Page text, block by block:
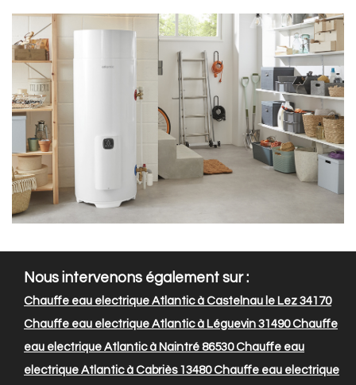
Nous intervenons également sur :
Chauffe eau electrique Atlantic à Castelnau le Lez 34170
Chauffe eau electrique Atlantic à Léguevin 31490Chauffe
eau electrique Atlantic à Naintré 86530Chauffe eau
electrique Atlantic à Cabriès 13480Chauffe eau electrique